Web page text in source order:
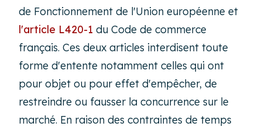
de Fonctionnement de l'Union européenne et
l'article L420-1 du Code de commerce
français. Ces deux articles interdisent toute
forme d'entente notamment celles qui ont
pour objet ou pour effet d'empêcher, de
restreindre ou fausser la concurrence sur le
marché. En raison des contraintes de temps